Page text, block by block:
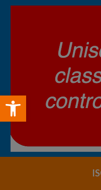
Open